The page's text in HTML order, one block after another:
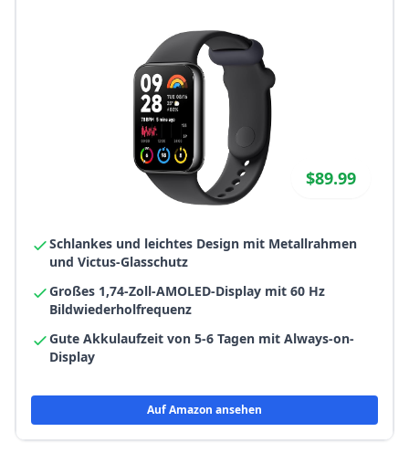
$89.99
Schlankes und leichtes Design mit Metallrahmen
und Victus-Glasschutz
Großes 1,74-Zoll-AMOLED-Display mit 60 Hz
Bildwiederholfrequenz
Gute Akkulaufzeit von 5-6 Tagen mit Always-on-
Display
Auf Amazon ansehen